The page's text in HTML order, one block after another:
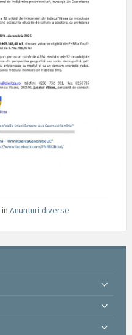
in Anunturi diverse